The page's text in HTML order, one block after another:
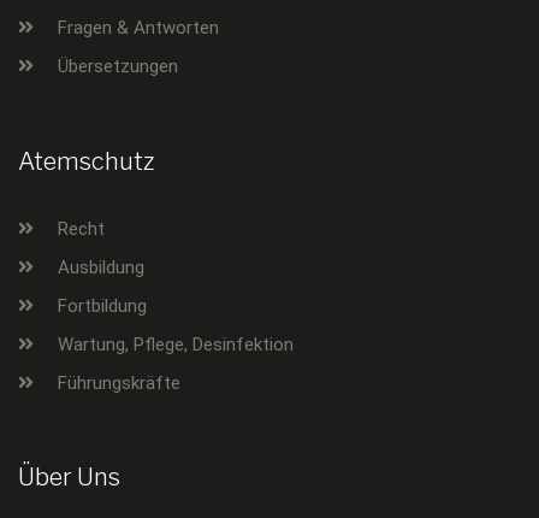
Fragen & Antworten
Übersetzungen
Atemschutz
Recht
Ausbildung
Fortbildung
Wartung, Pflege, Desinfektion
Führungskräfte
Über Uns